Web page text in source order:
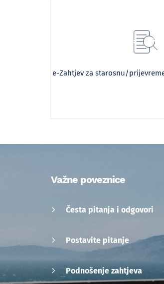
e-Zahtjev za starosnu/
Važne poveznice
Česta pitanja i odgovori
Postavite pitanje
Podnošenje zahtjeva